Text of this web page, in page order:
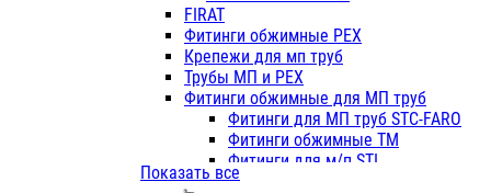
Фитинги ПП белые
Фитинги ПП белые
Фитинги ППс металл.белые
VALFEX
Трубы PE-RT
Трубы ПП водопровод белые
Трубы ПП водопровод серые
Трубы армированные
Трубы армированные
FIRAT
Фитинги обжимные PEX
Крепежи для мп труб
Трубы МП и PEX
Фитинги обжимные для МП труб
Фитинги для МП труб STC-FARO
Фитинги обжимные ТМ
Фитинги для м/п STI
Фитинги для МП труб TITAN
Показать все